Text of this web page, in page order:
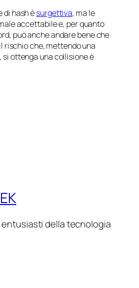
di hash èsurgettiva, ma le
accettabile e, per quanto
può anche andare bene che
rischio che, mettendo una
si ottenga una collisione è
della tecnologia